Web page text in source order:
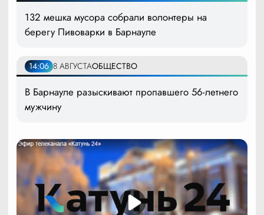
132 мешка мусора собрали волонтеры на
берегу Пивоварки в Барнауле
14:06 8 АВГУСТАОБЩЕСТВО
В Барнауле разыскивают пропавшего 56-летнего
мужчину